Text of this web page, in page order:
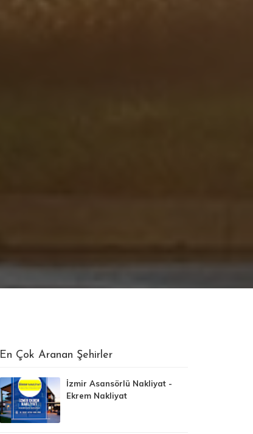
En Çok Aranan Şehirler
İzmir Asansörlü Nakliyat -
Ekrem Nakliyat